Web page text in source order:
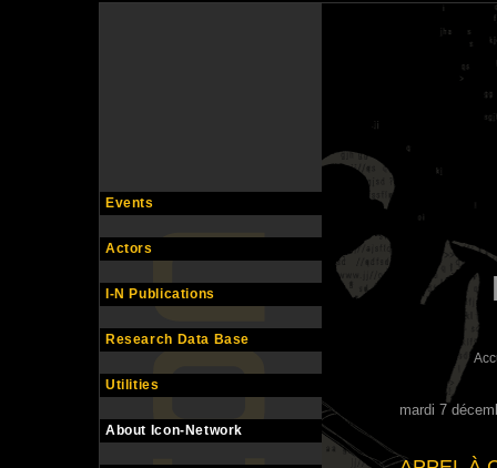
Events
Actors
I-N Publications
Research Data Base
Utilities
About Icon-Network
mardi 7